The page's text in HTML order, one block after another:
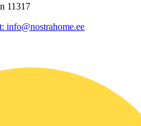
11317
info@nostrahome.ee